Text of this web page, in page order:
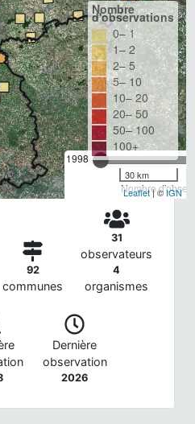
1998
Nombre
Nombre
d'observations
0– 1
1– 2
2– 5
5– 10
10– 20
20– 50
50– 100
100+
30 km
Leaflet| ©IGN
92
communes
31
observateurs
4
organismes
Dernière
observation
2026